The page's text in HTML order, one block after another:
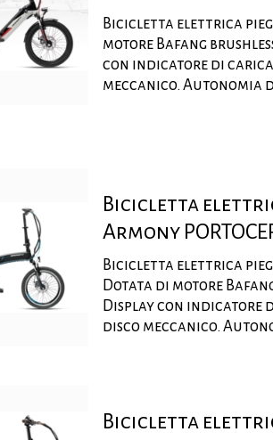
Bicicletta elettrica
motore Bafang
con indicatore di
meccanico. Autonomia
Bicicletta
Armony
Bicicletta elettrica
Dotata di motore
Display con indicatore
disco meccanico.
Bicicletta